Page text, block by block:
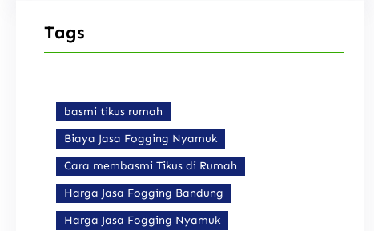
Tags
basmi tikus rumah
Biaya Jasa Fogging Nyamuk
Cara membasmi Tikus di Rumah
Harga Jasa Fogging Bandung
Harga Jasa Fogging Nyamuk